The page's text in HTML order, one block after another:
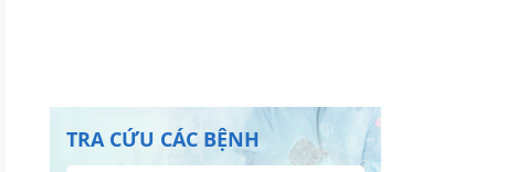
TRA CỨU CÁC BỆNH